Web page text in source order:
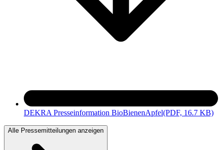
DEKRA Presseinformation BioBienenApfel(PDF, 16.7 KB)
Alle Pressemitteilungen anzeigen